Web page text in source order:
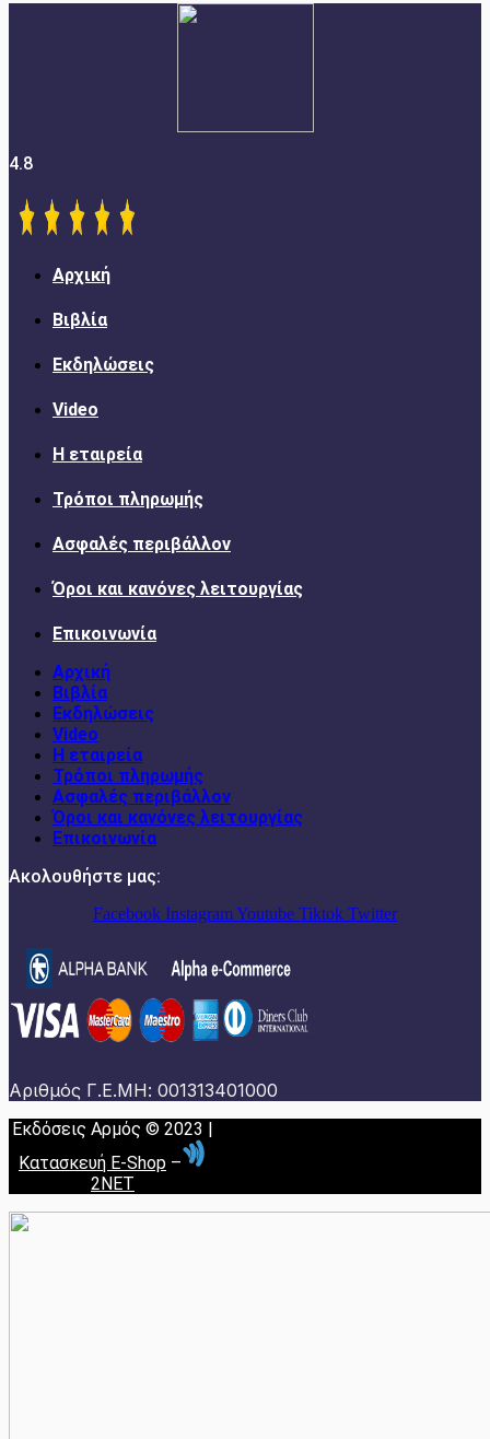
4.8
Αρχική
Βιβλία
Εκδηλώσεις
Video
Η εταιρεία
Τρόποι πληρωμής
Ασφαλές περιβάλλον
Όροι και κανόνες λειτουργίας
Επικοινωνία
Αρχική
Βιβλία
Εκδηλώσεις
Video
Η εταιρεία
Τρόποι πληρωμής
Ασφαλές περιβάλλον
Όροι και κανόνες λειτουργίας
Επικοινωνία
Ακολουθήστε μας:
Facebook InstagramYoutube Tiktok Twitter
Αριθμός Γ.Ε.ΜΗ: 001313401000
Εκδόσεις Αρμός © 2023 |
Κατασκευή E-Shop –
2NET